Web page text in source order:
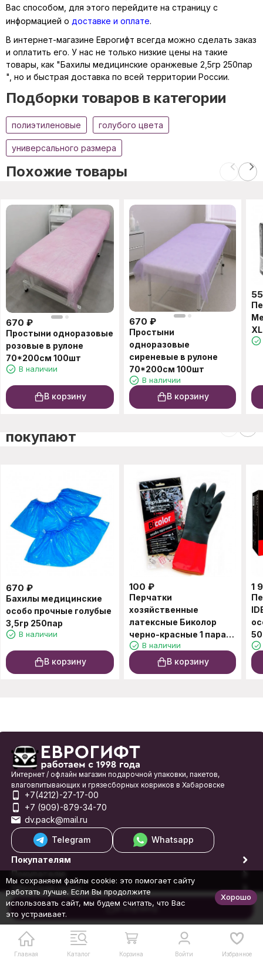
В корзину
Вас способом, для этого перейдите на страницу с
информацией о доставке и оплате.
В интернет-магазине Еврогифт всегда можно сделать заказ
и оплатить его. У нас не только низкие цены на такие
товары, как "Бахилы медицинские оранжевые 2,5гр 250пар
", но и быстрая доставка по всей территории России.
Подборки товаров в категории
полиэтиленовые голубого цвета
универсального размера
Похожие товары
670 ₽
Простыни одноразовые
розовые в рулоне
70*200см 100шт
В наличии
В корзину
670 ₽
Простыни
одноразовые
сиреневые в рулоне
70*200см 100шт
В наличии
В корзину
XL
покупают
670 ₽
Бахилы медицинские
особо прочные голубые
3,5гр 250пар
В наличии
В корзину
100 ₽
Перчатки
хозяйственные
латексные Биколор
черно-красные 1 пара
M, LВ наличии
В корзину
1
50
Главная Каталог Корзина Войти Избранное
Интернет / офлайн магазин подарочной упаковки, пакетов,
влаговпитывающих и грязесборных ковриков в Хабаровске
+7(4212)-27-17-00
+7 (909)-879-34-70
dv.pack@mail.ru
Telegram
Whatsapp
Покупателям
Покупателю
Обратная связь
© 1998-2026 Еврогифт
Мы сохраняем файлы cookie: это помогает сайту
работать лучше. Если Вы продолжите
использовать сайт, мы будем считать, что Вас
это устраивает.
Хорошо